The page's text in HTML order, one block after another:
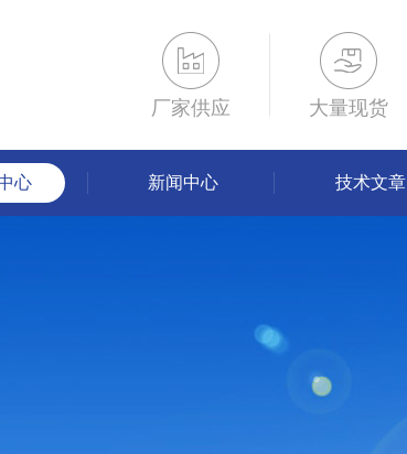
厂家供应 大量现货
心 新闻中心 技术文章